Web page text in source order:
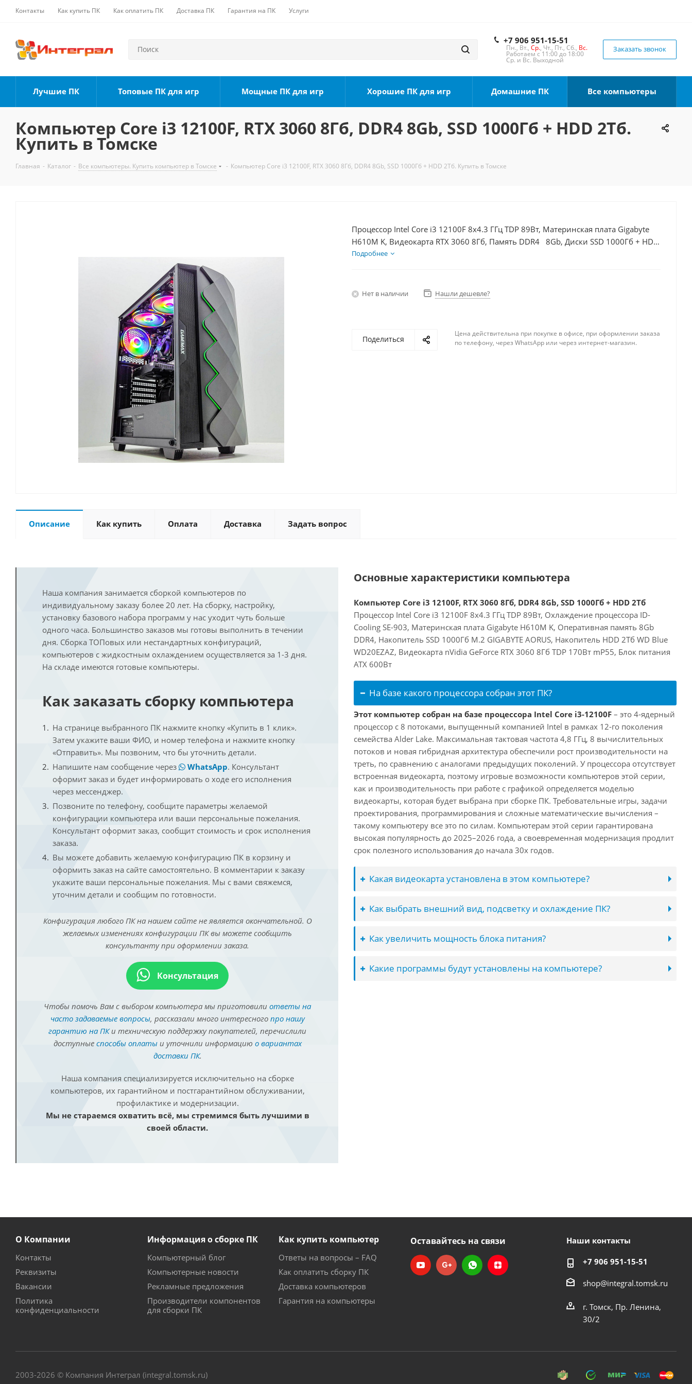
Контакты Как купить ПК Как оплатить ПК Доставка ПК Гарантия на ПК Услуги
+7 906 951-15-51
Пн., Вт., Ср., Чт., Пт., Сб., Вс.
Работаем с 11:00 до 18:00
Ср. и Вс. Выходной
Заказать звонок
Лучшие ПК Топовые ПК для игр Мощные ПК для игр Хорошие ПК для игр Домашние ПК Все компьютеры
Компьютер Core i3 12100F, RTX 3060 8Гб, DDR4 8Gb, SSD 1000Гб + HDD 2Тб.
Купить в Томске
Главная - Каталог - Все компьютеры. Купить компьютер в Томске - Компьютер Core i3 12100F, RTX 3060 8Гб, DDR4 8Gb, SSD 1000Гб + HDD 2Тб. Купить в Томске
Процессор Intel Core i3 12100F 8x4.3 ГГц TDP 89Вт, Материнская плата Gigabyte
H610M K, Видеокарта RTX 3060 8Гб, Память DDR4 8Gb, Диски SSD 1000Гб + HDD
2Тб, БП 600Вт
Подробнее
Нет в наличии Нашли дешевле?
Поделиться
Цена действительна при покупке в офисе, при оформлении заказа
по телефону, через WhatsApp или через интернет-магазин.
Описание Как купить Оплата Доставка Задать вопрос
Наша компания занимается сборкой компьютеров по
индивидуальному заказу более 20 лет. На сборку, настройку,
установку базового набора программ у нас уходит чуть больше
одного часа. Большинство заказов мы готовы выполнить в течении
дня. Сборка ТОПовых или нестандартных конфигураций,
компьютеров с жидкостным охлаждением осуществляется за 1-3 дня.
На складе имеются готовые компьютеры.
Как заказать сборку компьютера
На странице выбранного ПК нажмите кнопку «Купить в 1 клик».
Затем укажите ваши ФИО, и номер телефона и нажмите кнопку
«Отправить». Мы позвоним, что бы уточнить детали.
Напишите нам сообщение через
WhatsApp. Консультант
оформит заказ и будет информировать о ходе его исполнения
через мессенджер.
Позвоните по телефону, сообщите параметры желаемой
конфигурации компьютера или ваши персональные пожелания.
Консультант оформит заказ, сообщит стоимость и срок исполнения
заказа.
Вы можете добавить желаемую конфигурацию ПК в корзину и
оформить заказ на сайте самостоятельно. В комментарии к заказу
укажите ваши персональные пожелания. Мы с вами свяжемся,
уточним детали и сообщим по готовности.
Конфигурация любого ПК на нашем сайте не является окончательной. О
желаемых изменениях конфигурации ПК вы можете сообщить
консультанту при оформлении заказа.
Консультация
Чтобы помочь Вам с выбором компьютера мы приготовили ответы на
часто задаваемые вопросы, рассказали много интересного про нашу
гарантию на ПКи техническую поддержку покупателей, перечислили
доступные способы оплатыи уточнили информацию о вариантах
доставки ПК.
Наша компания специализируется исключительно на сборке
компьютеров, их гарантийном и постгарантийном обслуживании,
профилактике и модернизации.
Мы не стараемся охватить всё, мы стремимся быть лучшими в
своей области.
Основные характеристики компьютера
Компьютер Core i3 12100F, RTX 3060 8Гб, DDR4 8Gb, SSD 1000Гб + HDD 2Тб
Процессор Intel Core i3 12100F 8x4.3 ГГц TDP 89Вт, Охлаждение процессора ID-
Cooling SE-903, Материнская плата Gigabyte H610M K, Оперативная память 8Gb
DDR4, Накопитель SSD 1000Гб M.2 GIGABYTE AORUS, Накопитель HDD 2Тб WD Blue
WD20EZAZ, Видеокарта nVidia GeForce RTX 3060 8Гб TDP 170Вт mP55, Блок питания
ATX 600Вт
На базе какого процессора собран этот ПК?
Этот компьютер собран на базе процессора Intel Core i3-12100F – это 4-ядерный
процессор с 8 потоками, выпущенный компанией Intel в рамках 12-го поколения
семейства Alder Lake. Максимальная тактовая частота 4,8 ГГц, 8 вычислительных
потоков и новая гибридная архитектура обеспечили рост производительности на
треть, по сравнению с аналогами предыдущих поколений. У процессора отсутствует
встроенная видеокарта, поэтому игровые возможности компьютеров этой серии,
как и производительность при работе с графикой определяется моделью
видеокарты, которая будет выбрана при сборке ПК. Требовательные игры, задачи
проектирования, программирования и сложные математические вычисления –
такому компьютеру все это по силам. Компьютерам этой серии гарантирована
высокая популярность до 2025–2026 года, а своевременная модернизация продлит
срок полезного использования до начала 30х годов.
Какая видеокарта установлена в этом компьютере?
Как выбрать внешний вид, подсветку и охлаждение ПК?
Как увеличить мощность блока питания?
Какие программы будут установлены на компьютере?
О Компании
Контакты
Реквизиты
Вакансии
Политика
конфиденциальности
Информация о сборке ПК
Компьютерный блог
Компьютерные новости
Рекламные предложения
Производители компонентов
для сборки ПК
Как купить компьютер
Ответы на вопросы – FAQ
Как оплатить сборку ПК
Доставка компьютеров
Гарантия на компьютеры
Оставайтесь на связи Наши контакты
+7 906 951-15-51
shop@integral.tomsk.ru
г. Томск, Пр. Ленина,
30/2
2003-2026 © Компания Интеграл (integral.tomsk.ru)